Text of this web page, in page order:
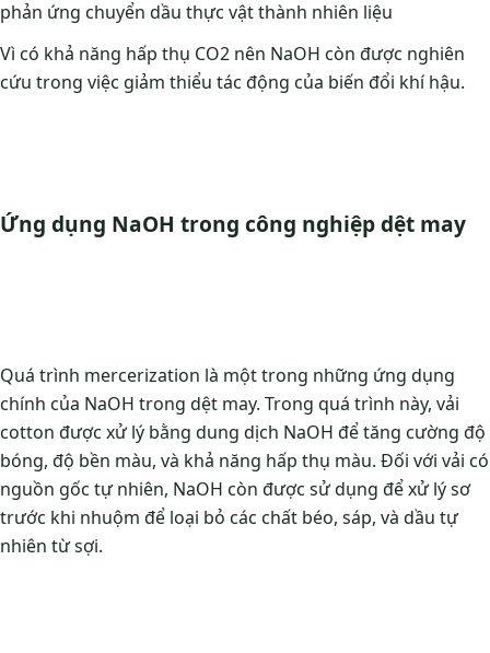
phản ứng chuyển dầu thực vật thành nhiên liệu
Vì có khả năng hấp thụ CO2 nên NaOH còn được nghiên
cứu trong việc giảm thiểu tác động của biến đổi khí hậu.
Ứng dụng NaOH trong công nghiệp dệt may
Quá trình mercerization là một trong những ứng dụng
chính của NaOH trong dệt may. Trong quá trình này, vải
cotton được xử lý bằng dung dịch NaOH để tăng cường độ
bóng, độ bền màu, và khả năng hấp thụ màu. Đối với vải có
nguồn gốc tự nhiên, NaOH còn được sử dụng để xử lý sơ
trước khi nhuộm để loại bỏ các chất béo, sáp, và dầu tự
nhiên từ sợi.